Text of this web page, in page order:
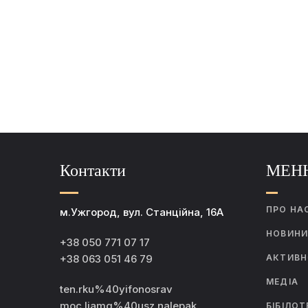
Контакти
м.Ужгород, вул. Станційна, 16А
+38 050 771 07 17
+38 063 051 46 79
ten.rku%40yifonosrav
ПРО
НОВИНИ
МЕДІА